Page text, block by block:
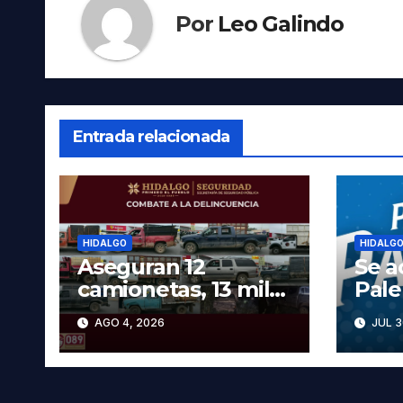
Por Leo Galindo
Entrada relacionada
HIDALGO
Aseguran 12
camionetas, 13 mil
600 litros de
hidrocarburo y dos
vehículos robados
AGO 4, 2026
HIDALGO
Se
las
JUL